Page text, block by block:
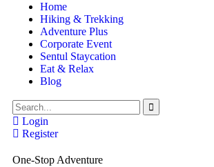
Home
Hiking & Trekking
Adventure Plus
Corporate Event
Sentul Staycation
Eat & Relax
Blog
Login
Register
One-Stop Adventure